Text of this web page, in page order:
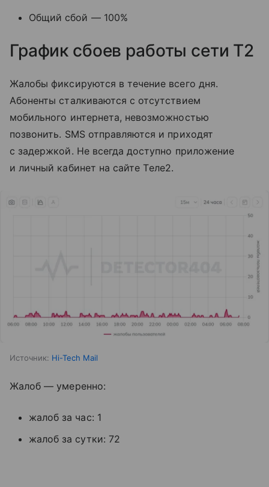
Общий сбой — 100%
График сбоев работы сети T2
Жалобы фиксируются в течение всего дня.
Абоненты сталкиваются с отсутствием
мобильного интернета, невозможностью
позвонить. SMS отправляются и приходят
с задержкой. Не всегда доступно приложение
и личный кабинет на сайте Tеле2.
Источник: Hi-Tech Mail
Жалоб — умеренно:
жалоб за час: 1
жалоб за сутки: 72